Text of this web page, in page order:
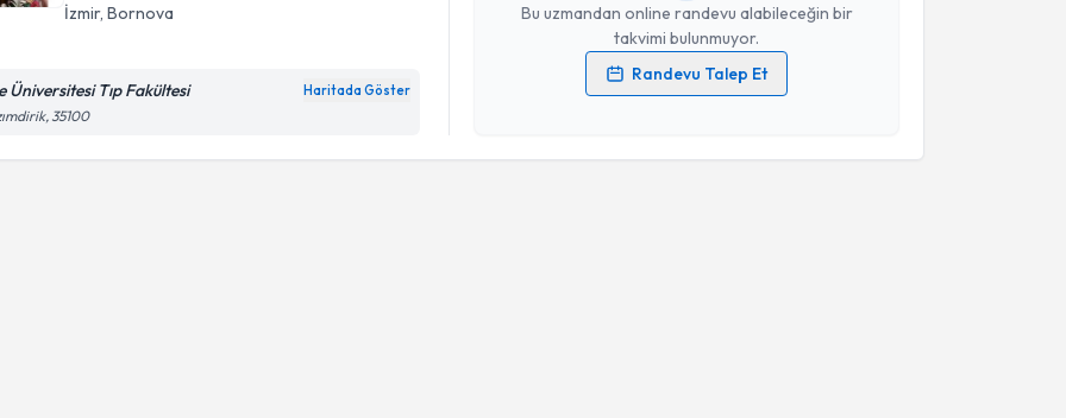
İzmir, Bornova
Üniversitesi Tıp Fakültesi Haritada Göster
35100
Bu uzmandan online randevu alabileceğin bir
takvimi bulunmuyor.
Randevu Talep Et
Kişisel verilerimin işlenmesine ilişkinAydınlatma Metni